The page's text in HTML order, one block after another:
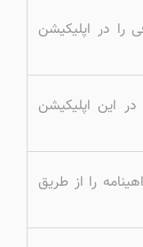
را در اپلیکیشن
در این اپلیکیشن
را از طریق